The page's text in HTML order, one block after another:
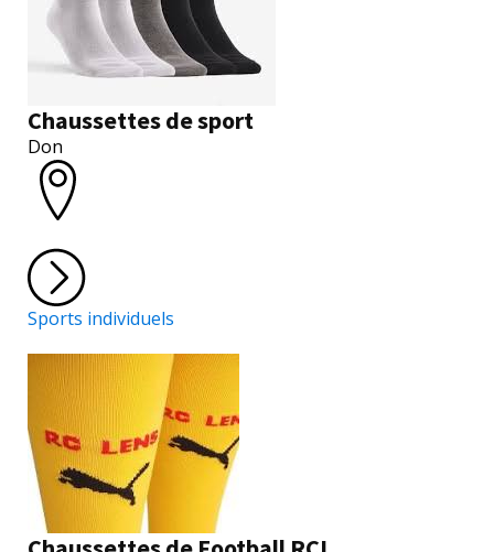
Chaussettes de sport
Don
Sports individuels